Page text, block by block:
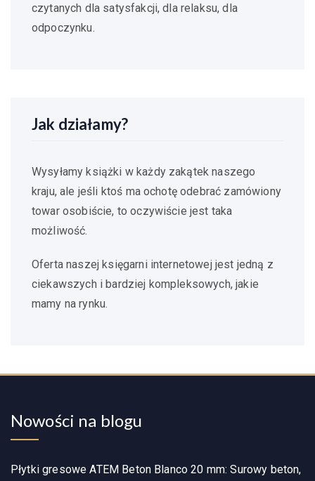
czytanych dla satysfakcji, dla relaksu, dla
odpoczynku.
Jak działamy?
Wysyłamy książki w każdy zakątek naszego
kraju, ale jeśli ktoś ma ochotę odebrać zamówiony
towar osobiście, to oczywiście jest taka
możliwość.
Oferta naszej księgarni internetowej jest jedną z
ciekawszych i bardziej kompleksowych, jakie
mamy na rynku.
Nowości na blogu
Płytki gresowe ATEM Beton Blanco 20 mm: Surowy beton,